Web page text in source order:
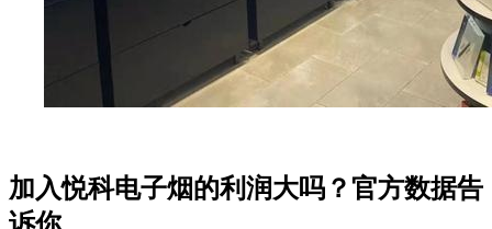
加入悦科电子烟的利润大吗？官方数据告